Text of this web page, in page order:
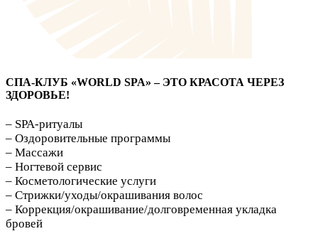
СПА-КЛУБ «WORLD SPA» – ЭТО КРАСОТА ЧЕРЕЗ
ЗДОРОВЬЕ!
– SPA-ритуалы
– Оздоровительные программы
– Массажи
– Ногтевой сервис
– Косметологические услуги
– Стрижки/уходы/окрашивания волос
– Коррекция/окрашивание/долговременная укладка
бровей